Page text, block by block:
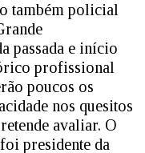
também policial
passada e início
profissional
poucos os
nos quesitos
avaliar. O
presidente da